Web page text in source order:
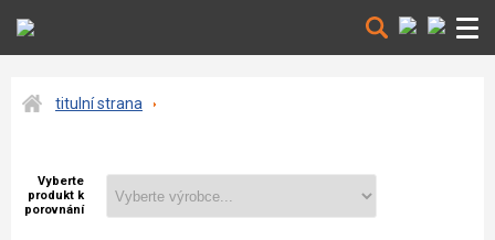
titulní strana
Vyberte
produkt k
porovnání